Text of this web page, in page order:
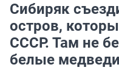
Сибиряк
остров,
СССР. Там не
белые медведи